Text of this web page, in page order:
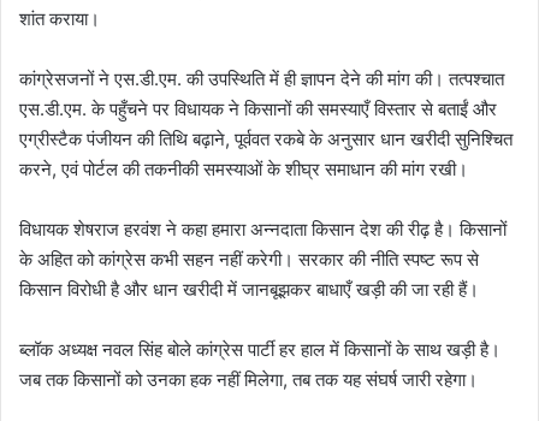
शांत कराया।
कांग्रेसजनों ने एस.डी.एम. की उपस्थिति में ही ज्ञापन देने की मांग की। तत्पश्चात
एस.डी.एम. के पहुँचने पर विधायक ने किसानों की समस्याएँ विस्तार से बताईं और
एग्रीस्टैक पंजीयन की तिथि बढ़ाने, पूर्ववत रकबे के अनुसार धान खरीदी सुनिश्चित
करने, एवं पोर्टल की तकनीकी समस्याओं के शीघ्र समाधान की मांग रखी।
विधायक शेषराज हरवंश ने कहा हमारा अन्नदाता किसान देश की रीढ़ है। किसानों
के अहित को कांग्रेस कभी सहन नहीं करेगी। सरकार की नीति स्पष्ट रूप से
किसान विरोधी है और धान खरीदी में जानबूझकर बाधाएँ खड़ी की जा रही हैं।
ब्लॉक अध्यक्ष नवल सिंह बोले कांग्रेस पार्टी हर हाल में किसानों के साथ खड़ी है।
जब तक किसानों को उनका हक नहीं मिलेगा, तब तक यह संघर्ष जारी रहेगा।